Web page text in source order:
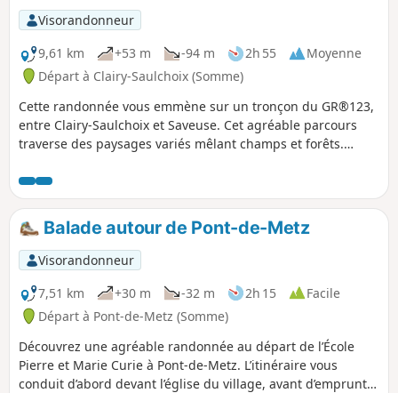
Visorandonneur
9,61 km
+53 m -94 m 2h 55
Moyenne
Départ à Clairy-Saulchoix (Somme)
Cette randonnée vous emmène sur un tronçon du GR®123,
entre Clairy-Saulchoix et Saveuse. Cet agréable parcours
traverse des paysages variés mêlant champs et forêts.
randonnée reliant Contes (Pas-de-Calais) à Carlepont (Oise),
et offre un détour par la commune de Ferrières, avec sa
forêt paisible et ses chemins ombragés, idéals pour une
pause nature aux portes d’Amiens.
Balade autour de Pont-de-Metz
Visorandonneur
7,51 km
+30 m -32 m 2h 15
Facile
Départ à Pont-de-Metz (Somme)
Découvrez une agréable randonnée au départ de l’École
Pierre et Marie Curie à Pont-de-Metz. L’itinéraire vous
conduit d’abord devant l’église du village, avant d’emprunter